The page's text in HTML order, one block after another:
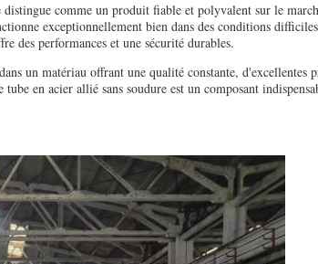
comme un produit fiable et polyvalent sur le
exceptionnellement bien dans des conditions
des performances et une sécurité durables.
un matériau offrant une qualité constante, d'excellentes
en acier allié sans soudure est un composant